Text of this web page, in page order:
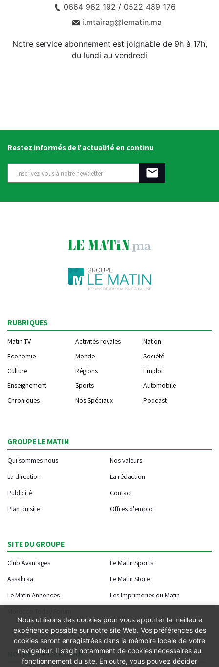
0664 962 192 / 0522 489 176
i.mtairag@lematin.ma
Notre service abonnement est joignable de 9h à 17h,
du lundi au vendredi
Restez informés de l'actualité en continu
RUBRIQUES
Matin TV Activités royales
Nation
Economie
Monde
Société
Culture
Régions
Emploi
Enseignement
Sports
Automobile
Chroniques
Nos Spéciaux Podcast
GROUPE LE MATIN
Qui sommes-nous
Nos valeurs
La direction
La rédaction
Publicité
Contact
Plan du site
Offres d'emploi
SITE DU GROUPE
Club Avantages
Le Matin Sports
Assahraa
Le Matin Store
Le Matin Annonces
Les Imprimeries du Matin
NOTRE APPLICATION
Nous utilisons des cookies pour vous apporter la meilleure
expérience possible sur notre site Web. Vos préférences des
cookies seront enregistrées dans la mémoire locale de votre
navigateur. Il s’agit notamment de cookies nécessaires au
fonctionnement du site. En outre, vous pouvez décider